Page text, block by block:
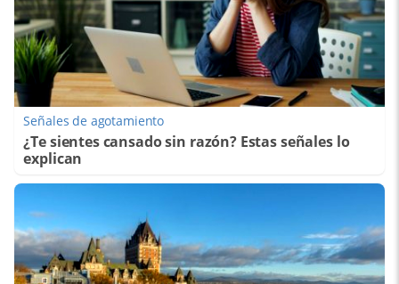
Señales de agotamiento
¿Te sientes cansado sin razón? Estas señales lo
explican